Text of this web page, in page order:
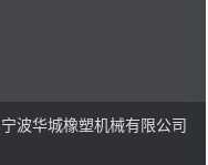
宁波华城橡塑机械有限公司